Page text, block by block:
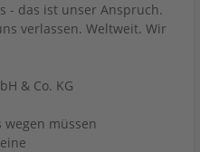
- das ist unser Anspruch.
verlassen. Weltweit. Wir
& Co. KG
wegen müssen